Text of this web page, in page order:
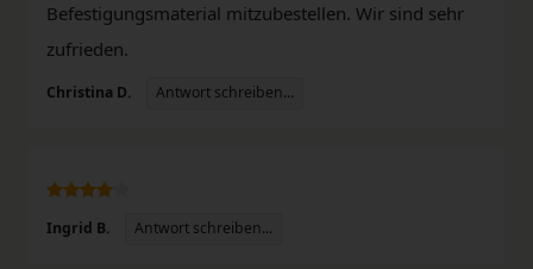
Befestigungsmaterial mitzubestellen. Wir sind sehr
zufrieden.
Christina D. Antwort schreiben...
Ingrid B. Antwort schreiben...